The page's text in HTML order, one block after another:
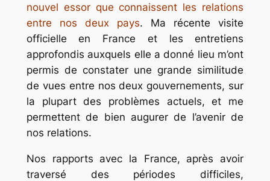
nouvel essor que connaissent les relations
entre nos deux pays. Ma récente visite
officielle en France et les entretiens
approfondis auxquels elle a donné lieu m’ont
permis de constater une grande similitude
de vues entre nos deux gouvernements, sur
la plupart des problèmes actuels, et me
permettent de bien augurer de l’avenir de
nos relations.
Nos rapports avec la France, après avoir
traversé des périodes difficiles,